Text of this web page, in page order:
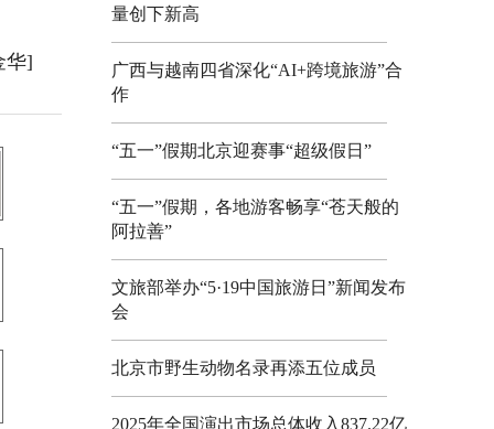
华]
量创下新高
广西与越南四省深化“AI+跨境旅游”合
作
“五一”假期北京迎赛事“超级假日”
“五一”假期，各地游客畅享“苍天般的
阿拉善”
文旅部举办“5·19中国旅游日”新闻发布
会
北京市野生动物名录再添五位成员
2025年全国演出市场总体收入837.22亿